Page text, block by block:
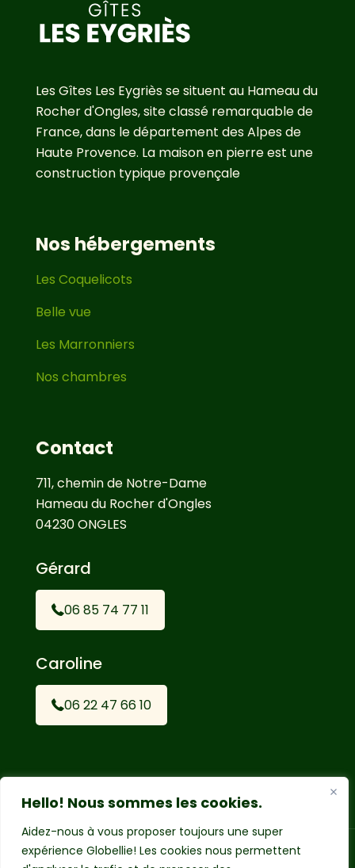
Hello! Nous sommes les cookies.
Aidez-nous à vous proposer toujours une super
expérience Globellie! Les cookies nous permettent
Les Gîtes Les Eygriès se situent au Hameau du
Rocher d'Ongles, site classé remarquable de
France, dans le département des Alpes de
Haute Provence. La maison en pierre est une
construction typique provençale
Nos hébergements
Les Coquelicots
Belle vue
Les Marronniers
Nos chambres
Contact
711, chemin de Notre-Dame
Hameau du Rocher d'Ongles
04230 ONGLES
Gérard
06 85 74 77 11
Caroline
06 22 47 66 10
© 2024 - Gîtes les Eygriès | Tous droits